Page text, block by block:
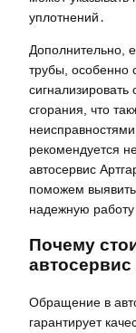
уплотнений․
Дополнительно,
трубы, особенно
сгорания, что
рекомендуется
автосервис
поможем
надежную
Почему
Обращение в
гарантирует